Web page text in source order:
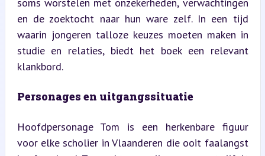
en de zoektocht naar hun ware zelf. In een tijd
waarin jongeren talloze keuzes moeten maken in
studie en relaties, biedt het boek een relevant
klankbord.
Personages en uitgangssituatie
Hoofdpersonage Tom is een herkenbare figuur
voor elke scholier in Vlaanderen die ooit faalangst